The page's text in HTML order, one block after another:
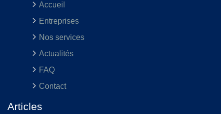
Accueil
Entreprises
Nos services
Actualités
FAQ
Contact
Articles